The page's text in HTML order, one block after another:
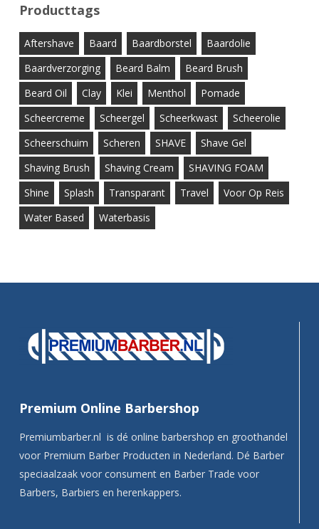
Producttags
Aftershave Baard Baardborstel
Baardolie
Baardverzorging
Beard Balm
Beard Brush
Beard Oil
Clay Klei Menthol
Pomade
Scheercreme
Scheergel Scheerkwast
Scheerolie
Scheerschuim
Scheren SHAVE
Shave Gel
Shaving Brush
Shaving Cream
SHAVING FOAM
Shine
Splash Transparant Travel
Voor Op Reis
Water Based
Waterbasis
Premium Online Barbershop
Premiumbarber.nl is dé online barbershop en groothandel
voor Premium Barber Producten in Nederland. Dé Barber
speciaalzaak voor consument en Barber Trade voor
Barbers, Barbiers en herenkappers.